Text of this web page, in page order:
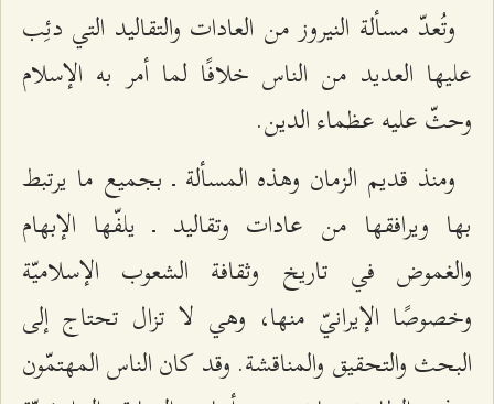
وتُعدّ مسألة النيروز من العادات والتقاليد التي دئِب
عليها العديد من الناس خلافًا لما أمر به الإسلام
وحثّ عليه عظماء الدين.
ومنذ قديم الزمان وهذه المسألة ـ بجميع ما يرتبط
بها ويرافقها من عادات وتقاليد ـ يلفّها الإبهام
والغموض في تاريخ وثقافة الشعوب الإسلاميّة
وخصوصًا الإيرانيّ منها، وهي لا تزال تحتاج إلى
البحث والتحقيق والمناقشة. وقد كان الناس المهتمّون